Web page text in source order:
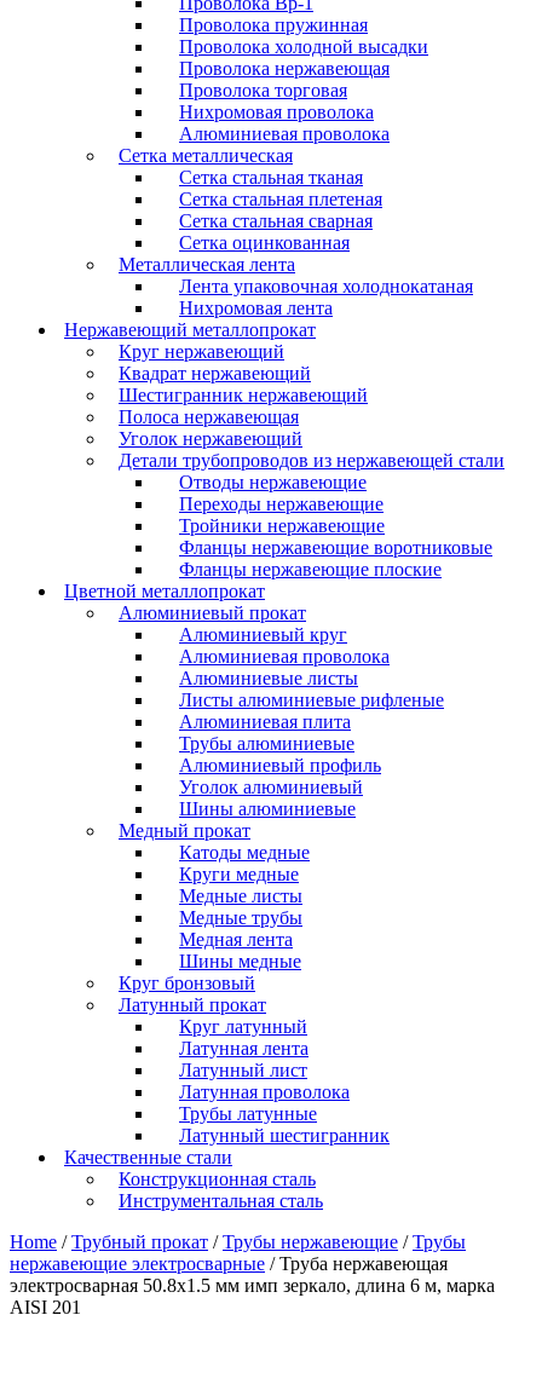
Проволока пружинная
Проволока холодной высадки
Проволока нержавеющая
Проволока торговая
Нихромовая проволока
Алюминиевая проволока
Сетка металлическая
Сетка стальная тканая
Сетка стальная плетеная
Сетка стальная сварная
Сетка оцинкованная
Металлическая лента
Лента упаковочная холоднокатаная
Нихромовая лента
Нержавеющий металлопрокат
Круг нержавеющий
Квадрат нержавеющий
Шестигранник нержавеющий
Полоса нержавеющая
Уголок нержавеющий
Детали трубопроводов из нержавеющей стали
Отводы нержавеющие
Переходы нержавеющие
Тройники нержавеющие
Фланцы нержавеющие воротниковые
Фланцы нержавеющие плоские
Цветной металлопрокат
Алюминиевый прокат
Алюминиевый круг
Алюминиевая проволока
Алюминиевые листы
Листы алюминиевые рифленые
Алюминиевая плита
Трубы алюминиевые
Алюминиевый профиль
Уголок алюминиевый
Шины алюминиевые
Медный прокат
Катоды медные
Круги медные
Медные листы
Медные трубы
Медная лента
Шины медные
Круг бронзовый
Латунный прокат
Круг латунный
Латунная лента
Латунный лист
Латунная проволока
Трубы латунные
Латунный шестигранник
Качественные стали
Конструкционная сталь
Инструментальная сталь
Home /Трубный прокат /Трубы нержавеющие /Трубы
нержавеющие электросварные / Труба нержавеющая
электросварная 50.8х1.5 мм имп зеркало, длина 6 м, марка
AISI 201